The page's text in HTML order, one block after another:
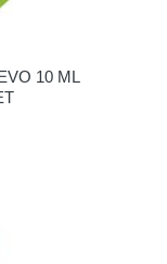
10 ML